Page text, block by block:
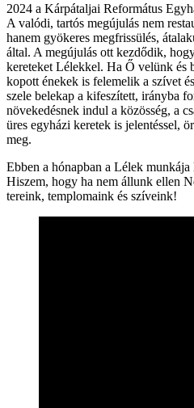
2024 a Kárpátaljai Református
A valódi, tartós megújulás nem
hanem gyökeres megfrissülés,
által. A megújulás ott kezdődik,
kereteket Lélekkel. Ha Ő velünk és
kopott énekek is felemelik a szívet
szele belekap a kifeszített, irányba
növekedésnek indul a közösség, a
üres egyházi keretek is jelentéssel,
meg.
Ebben a hónapban a Lélek
Hiszem, hogy ha nem állunk ellen
tereink, templomaink és szíveink!